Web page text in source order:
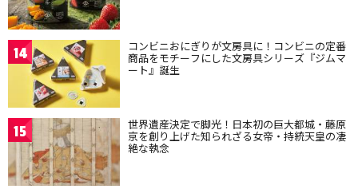
14 コンビニおにぎりが文房具に！コンビニの定番
商品をモチーフにした文房具シリーズ『ジムマ
ート』誕生
15 世界遺産決定で脚光！日本初の巨大都城・藤原
京を創り上げた知られざる女帝・持統天皇の凄
絶な執念